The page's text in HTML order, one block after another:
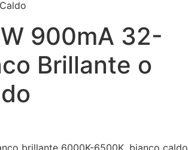
900mA 32-
Brillante o